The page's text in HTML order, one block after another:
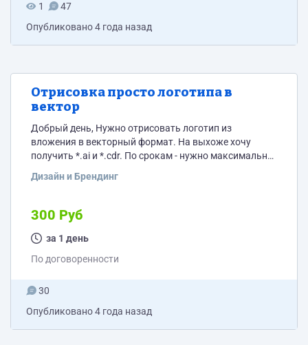
1
47
Опубликовано4 года назад
Отрисовка просто логотипа в
вектор
Добрый день, Нужно отрисовать логотип из
вложения в векторный формат. На выхоже хочу
получить *.ai и *.cdr. По срокам - нужно максимально
Дизайн и Брендинг
300 Руб
за 1 день
По договоренности
30
Опубликовано4 года назад